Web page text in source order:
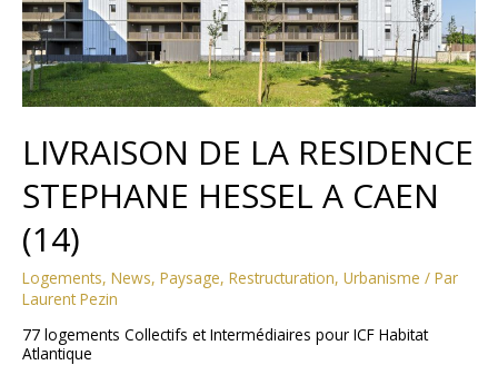
LIVRAISON DE LA RESIDENCE
STEPHANE HESSEL A CAEN
(14)
Logements, News, Paysage, Restructuration, Urbanisme / Par
Laurent Pezin
77 logements Collectifs et Intermédiaires pour ICF Habitat
Atlantique